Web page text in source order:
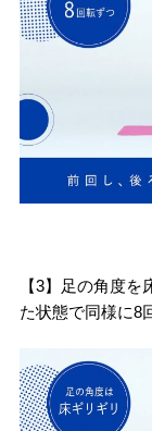
【3】足の角度
た状態で同様に8